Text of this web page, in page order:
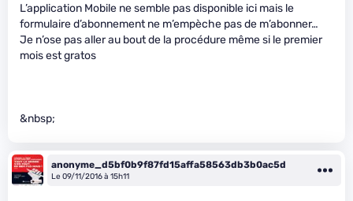
L’application Mobile ne semble pas disponible ici mais le
formulaire d’abonnement ne m’empèche pas de m’abonner…
Je n’ose pas aller au bout de la procédure même si le premier
mois est gratos
&nbsp;
anonyme_d5bf0b9f87fd15affa58563db3b0ac5d
Le 09/11/2016 à 15h11